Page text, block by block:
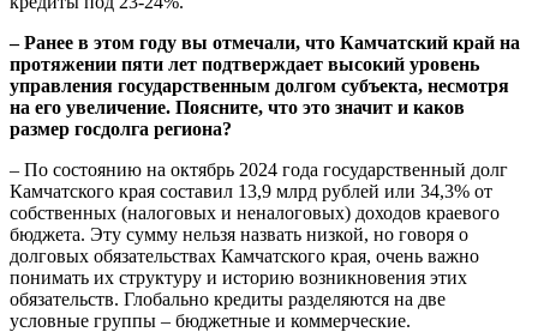
– Ранее в этом году вы отмечали, что Камчатский край на
протяжении пяти лет подтверждает высокий уровень
управления государственным долгом субъекта, несмотря
на его увеличение. Поясните, что это значит и каков
размер госдолга региона?
– По состоянию на октябрь 2024 года государственный долг
Камчатского края составил 13,9 млрд рублей или 34,3% от
собственных (налоговых и неналоговых) доходов краевого
бюджета. Эту сумму нельзя назвать низкой, но говоря о
долговых обязательствах Камчатского края, очень важно
понимать их структуру и историю возникновения этих
обязательств. Глобально кредиты разделяются на две
условные группы – бюджетные и коммерческие.